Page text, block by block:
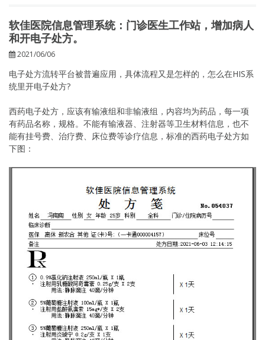
软佳医院信息管理系统：门诊医生工作站，增加病人
和开电子处方。
2021/06/06
电子处方流转平台被普遍应用，具体流程又是怎样的，怎么在HIS系
统里开电子处方?
西药电子处方，应该有输液组和非输液组，内容均为药品，每一项
有药品名称，规格。不能有输液器、注射器等卫生材料信息，也不
能有挂号费、治疗费、床位费等诊疗信息，标准的西药电子处方如
下图：